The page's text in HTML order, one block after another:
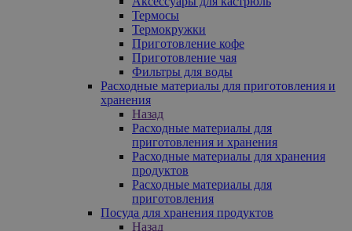
Термосы
Термокружки
Приготовление кофе
Приготовление чая
Фильтры для воды
Расходные материалы для приготовления и
хранения
Назад
Расходные материалы для
приготовления и хранения
Расходные материалы для хранения
продуктов
Расходные материалы для
приготовления
Посуда для хранения продуктов
Назад